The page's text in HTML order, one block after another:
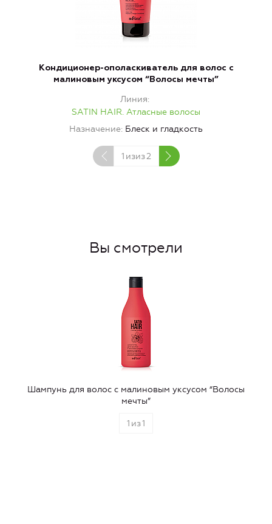
Кондиционер-ополаскиватель для волос c
малиновым уксусом “Волосы мечты”
Линия
SATIN HAIR. Атласные волосы
Назначение Блеск и гладкость
1 изиз2
Вы смотрели
Шампунь для волос с малиновым уксусом “Волосы
мечты”
1 из1